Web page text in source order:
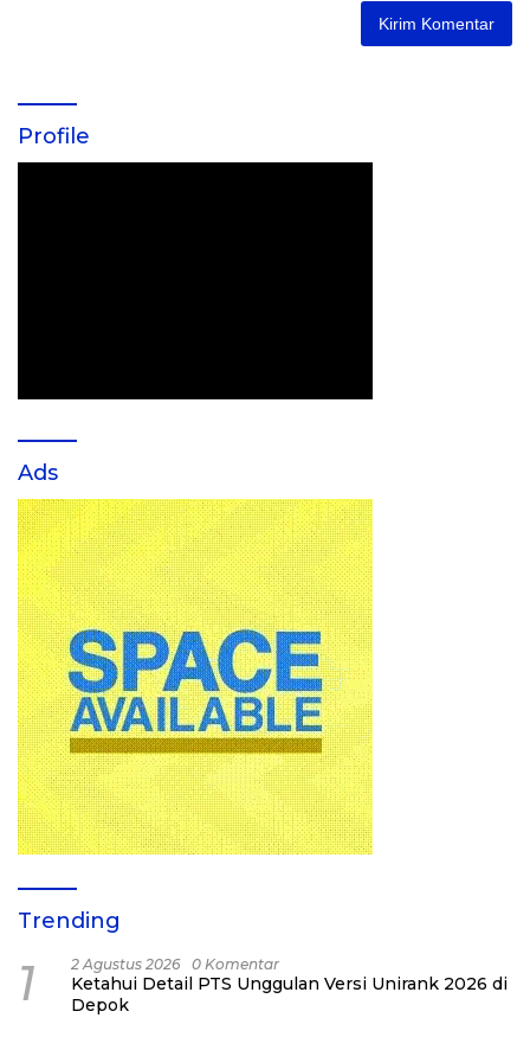
Profile
Ads
Trending
1 2 Agustus 2026 0 Komentar
Ketahui Detail PTS Unggulan Versi Unirank 2026 di
Depok